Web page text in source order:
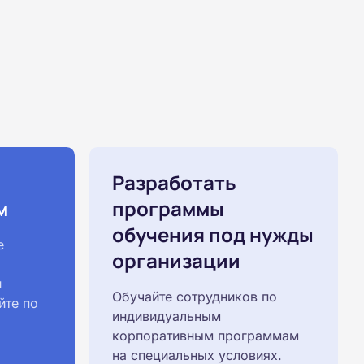
по
Разработать
программы
обучения под нужды
организации
Обучайте сотрудников по
индивидуальным
корпоративным программам
на специальных условиях.